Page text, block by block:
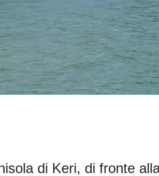
di Keri, di fronte